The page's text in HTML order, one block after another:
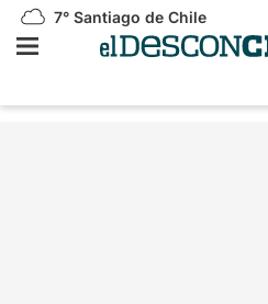
7° Santiago de Chile